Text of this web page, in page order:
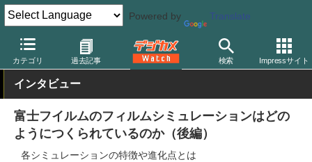
Powered by Translate
カテゴリ 過去記事 検索 Impressサイト
デジカメ Watch カメラ ミラーレスカメラ 富士フイルム
インタビュー
富士フイルムのフィルムシミュレーションはどの
ようにつくられているのか（後編）
各シミュレーションの特徴や進化点とは